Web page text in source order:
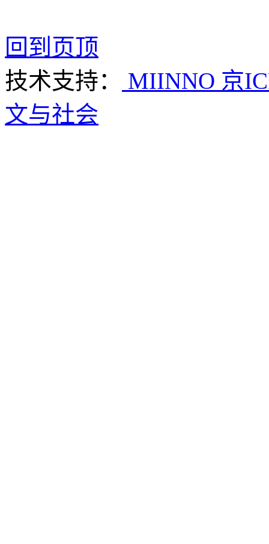
回到页顶
技术支持：
MIINNO 京
文与社会